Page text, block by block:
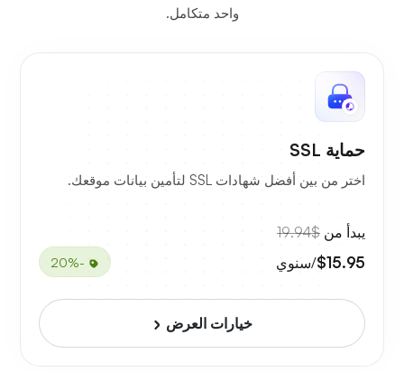
واحد متكامل.
حماية SSL
اختر من بين أفضل شهادات SSL لتأمين بيانات موقعك.
يبدأ من $19.94
$15.95/سنوي -20%
خيارات العرض